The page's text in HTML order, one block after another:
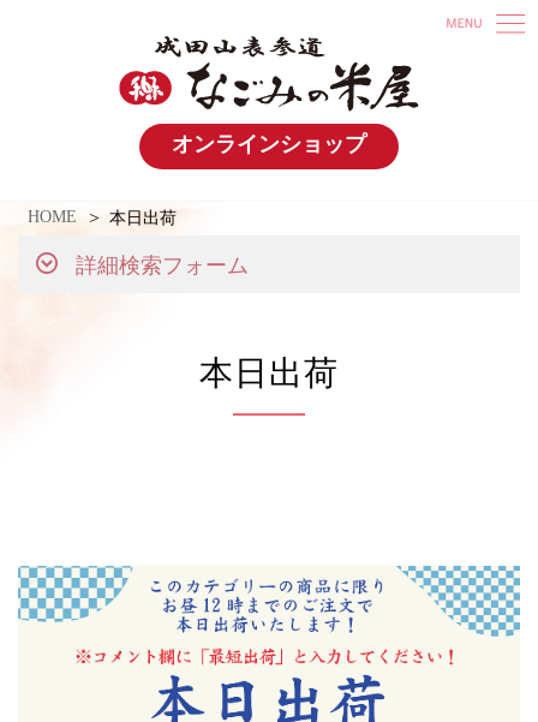
オンラインショップ
HOME 本日出荷
詳細検索フォーム
本日出荷